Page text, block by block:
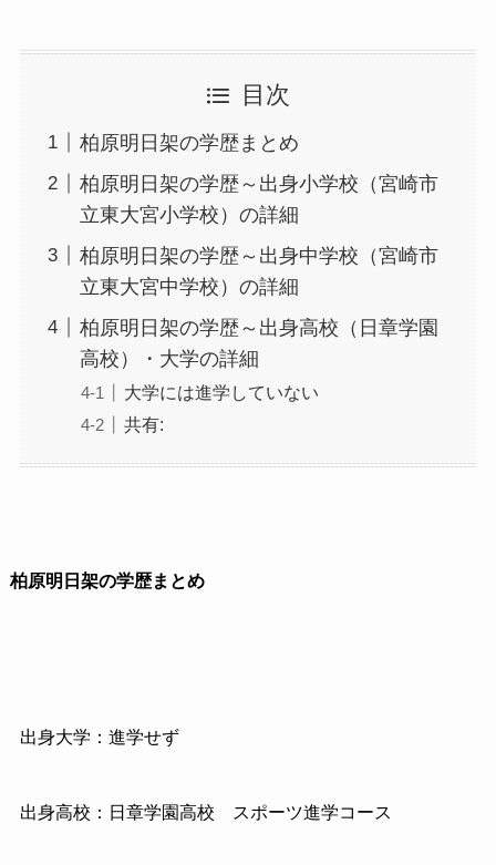
目次
柏原明日架の学歴まとめ
柏原明日架の学歴～出身小学校（宮崎市
立東大宮小学校）の詳細
柏原明日架の学歴～出身中学校（宮崎市
立東大宮中学校）の詳細
柏原明日架の学歴～出身高校（日章学園
高校）・大学の詳細
大学には進学していない
共有:
柏原明日架の学歴まとめ
出身大学：進学せず
出身高校：日章学園高校 スポーツ進学コース